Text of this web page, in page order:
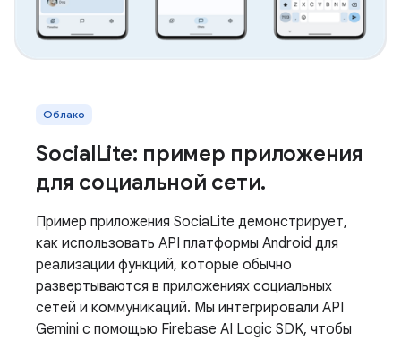
Облако
SocialLite: пример приложения
для социальной сети.
Пример приложения SociaLite демонстрирует,
как использовать API платформы Android для
реализации функций, которые обычно
развертываются в приложениях социальных
сетей и коммуникаций. Мы интегрировали API
Gemini с помощью Firebase AI Logic SDK, чтобы